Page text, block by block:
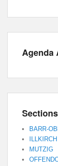
Agenda
BARR-
MUTZIG